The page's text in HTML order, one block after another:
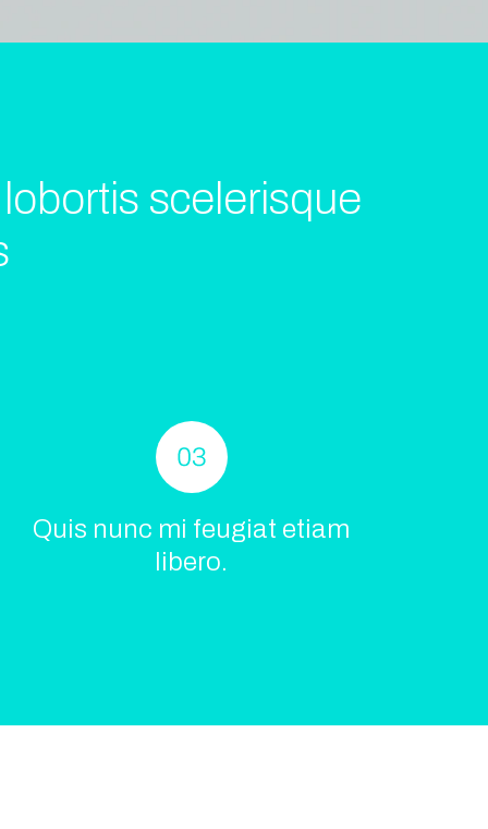
scelerisque
Quis nunc mi feugiat etiam
libero.